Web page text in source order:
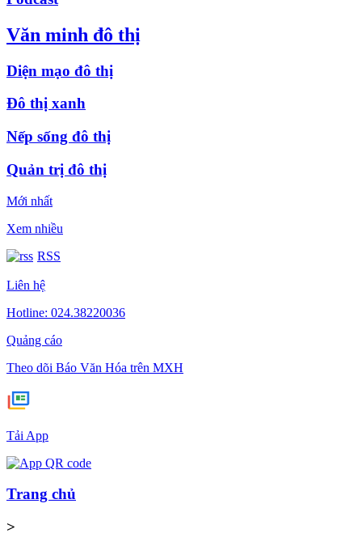
Văn minh đô thị
Diện mạo đô thị
Đô thị xanh
Nếp sống đô thị
Quản trị đô thị
Mới nhất
Xem nhiều
RSS
Liên hệ
Hotline: 024.38220036
Quảng cáo
Theo dõi Báo Văn Hóa trên MXH
Tải App
Trang chủ
>